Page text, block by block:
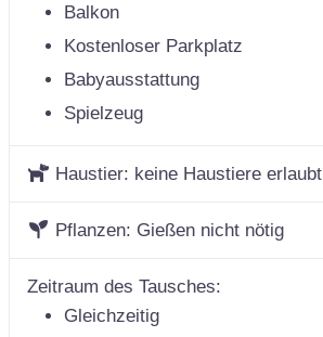
Balkon
Kostenloser Parkplatz
Babyausstattung
Spielzeug
Haustier: keine Haustiere erlaubt
Pflanzen: Gießen nicht nötig
Zeitraum des Tausches:
Gleichzeitig